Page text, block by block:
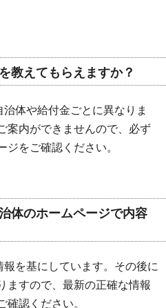
教えてもらえますか？
体や給付金ごとに異なりま
案内ができませんので、必ず
ジをご確認ください。
体のホームページで内容
を基にしています。その後に
ますので、最新の正確な情報
確認ください。